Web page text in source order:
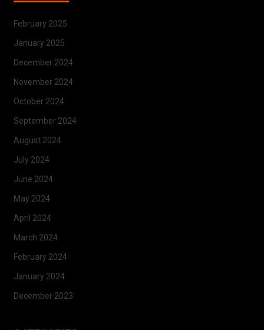
February 2025
January 2025
December 2024
November 2024
October 2024
September 2024
August 2024
July 2024
June 2024
May 2024
April 2024
March 2024
February 2024
January 2024
December 2023